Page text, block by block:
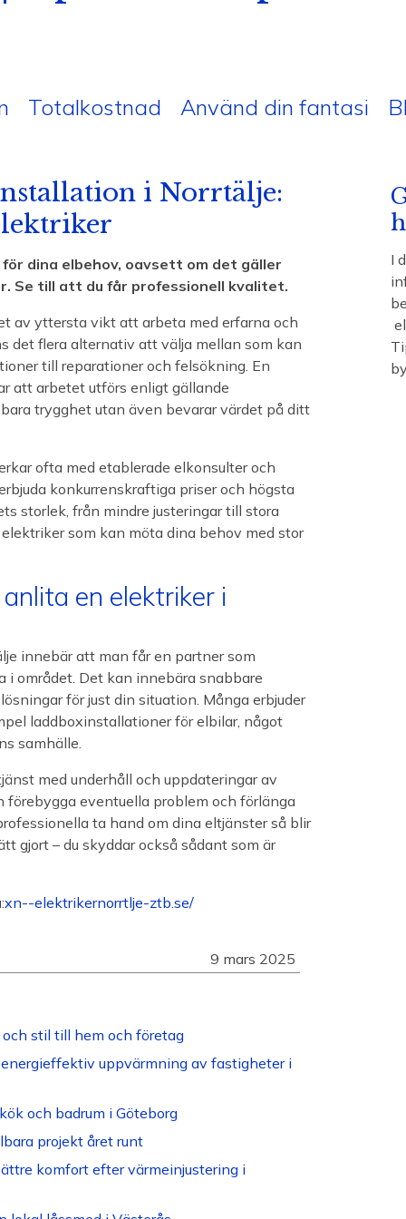
Totalkostnad Använd din fantasi
i Norrtälje:
dina elbehov, oavsett om det gäller
Se till att du får professionell kvalitet.
av yttersta vikt att arbeta med erfarna och
det flera alternativ att välja mellan som kan
till reparationer och felsökning. En
att arbetet utförs enligt gällande
trygghet utan även bevarar värdet på ditt
ofta med etablerade elkonsulter och
konkurrenskraftiga priser och högsta
storlek, från mindre justeringar till stora
som kan möta dina behov med stor
en elektriker i
innebär att man får en partner som
området. Det kan innebära snabbare
för just din situation. Många erbjuder
laddboxinstallationer för elbilar, något
samhälle.
med underhåll och uppdateringar av
eventuella problem och förlänga
ta hand om dina eltjänster så blir
gjort – du skyddar också sådant som är
xn--elektrikernorrtlje-ztb.se/
9 mars 2025
och stil till hem och företag
uppvärmning av fastigheter i
och badrum i Göteborg
projekt året runt
komfort efter värmeinjustering i
I